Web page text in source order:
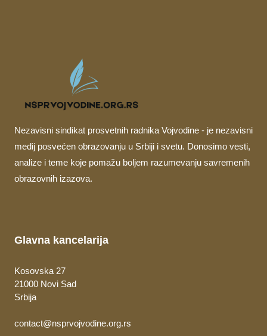
Nezavisni sindikat prosvetnih radnika Vojvodine - je nezavisni
medij posvećen obrazovanju u Srbiji i svetu. Donosimo vesti,
analize i teme koje pomažu boljem razumevanju savremenih
obrazovnih izazova.
Glavna kancelarija
Kosovska 27
21000 Novi Sad
Srbija
contact@nsprvojvodine.org.rs